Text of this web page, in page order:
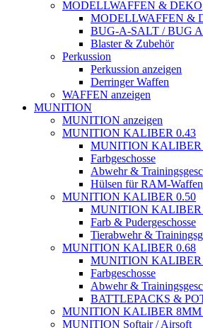
MODELLWAFFEN & DEKO
MODELLWAFFEN &
BUG-A-SALT / BUG
Blaster & Zubehör
Perkussion
Perkussion anzeigen
Derringer Waffen
WAFFEN anzeigen
MUNITION
MUNITION anzeigen
MUNITION KALIBER 0.43
MUNITION KALIBER
Farbgeschosse
Abwehr &
Hülsen für RAM-Waffen
MUNITION KALIBER 0.50
MUNITION KALIBER
Farb & Pudergeschosse
Tierabwehr &
MUNITION KALIBER 0.68
MUNITION KALIBER
Farbgeschosse
Abwehr &
BATTLEPACKS &
MUNITION KALIBER 8MM
MUNITION Softair / Airsoft